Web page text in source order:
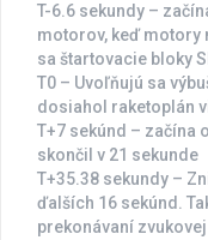
T-6.6 sekundy –
motorov, keď
sa štartovacie bloky
T0 – Uvoľňujú sa
dosiahol raketoplán
T+7 sekúnd – začína
skončil v 21 sekunde
T+35.38 sekundy –
ďalších 16 sekúnd.
prekonávaní